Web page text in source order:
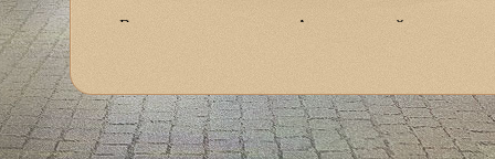
В ходе совещания глава Архангельской
существующему взаимодействию,
нравственных ценностей православных жителей
Александр Витальевич области подробно
Архангельского кафедрального собора и
продолжить подготовку к освящению главного